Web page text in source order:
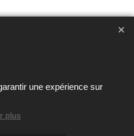
ou autres éléments des
strictement interdite sous
une expérience sur
plus